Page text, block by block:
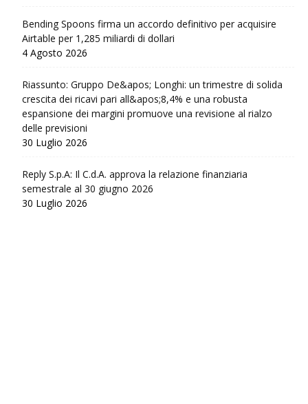
Bending Spoons firma un accordo definitivo per acquisire
Airtable per 1,285 miliardi di dollari
4 Agosto 2026
Riassunto: Gruppo De&apos; Longhi: un trimestre di solida
crescita dei ricavi pari all&apos;8,4% e una robusta
espansione dei margini promuove una revisione al rialzo
delle previsioni
30 Luglio 2026
Reply S.p.A: Il C.d.A. approva la relazione finanziaria
semestrale al 30 giugno 2026
30 Luglio 2026